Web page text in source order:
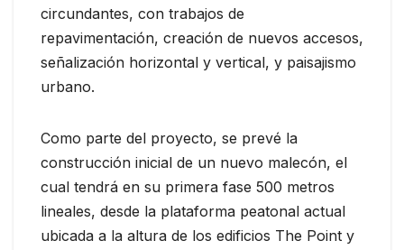
circundantes, con trabajos de
repavimentación, creación de nuevos accesos,
señalización horizontal y vertical, y paisajismo
urbano.
Como parte del proyecto, se prevé la
construcción inicial de un nuevo malecón, el
cual tendrá en su primera fase 500 metros
lineales, desde la plataforma peatonal actual
ubicada a la altura de los edificios The Point y